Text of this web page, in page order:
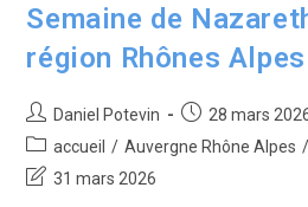
Semaine de
région Rhônes Alpes
Daniel Potevin
28 mars
accueil / Auvergne Rhône Alpes /
31 mars 2026